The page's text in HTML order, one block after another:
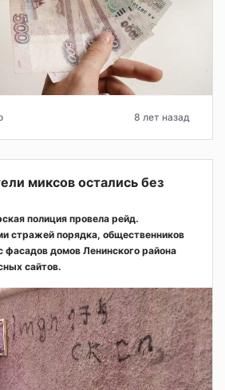
8 лет назад
миксов остались без
полиция провела рейд.
стражей порядка, общественников
фасадов домов Ленинского района
сайтов.